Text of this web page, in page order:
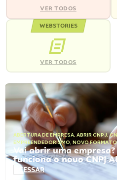
VER TODOS
WEBSTORIES
VER TODOS
ABERTURA DE EMPRESA, ABRIR CNPJ,
EMPREENDEDORISMO, NOVO
Vai abrir uma
funciona o novo CNPJ
ACESSAR